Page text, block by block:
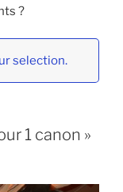
?
selection.
1 canon »